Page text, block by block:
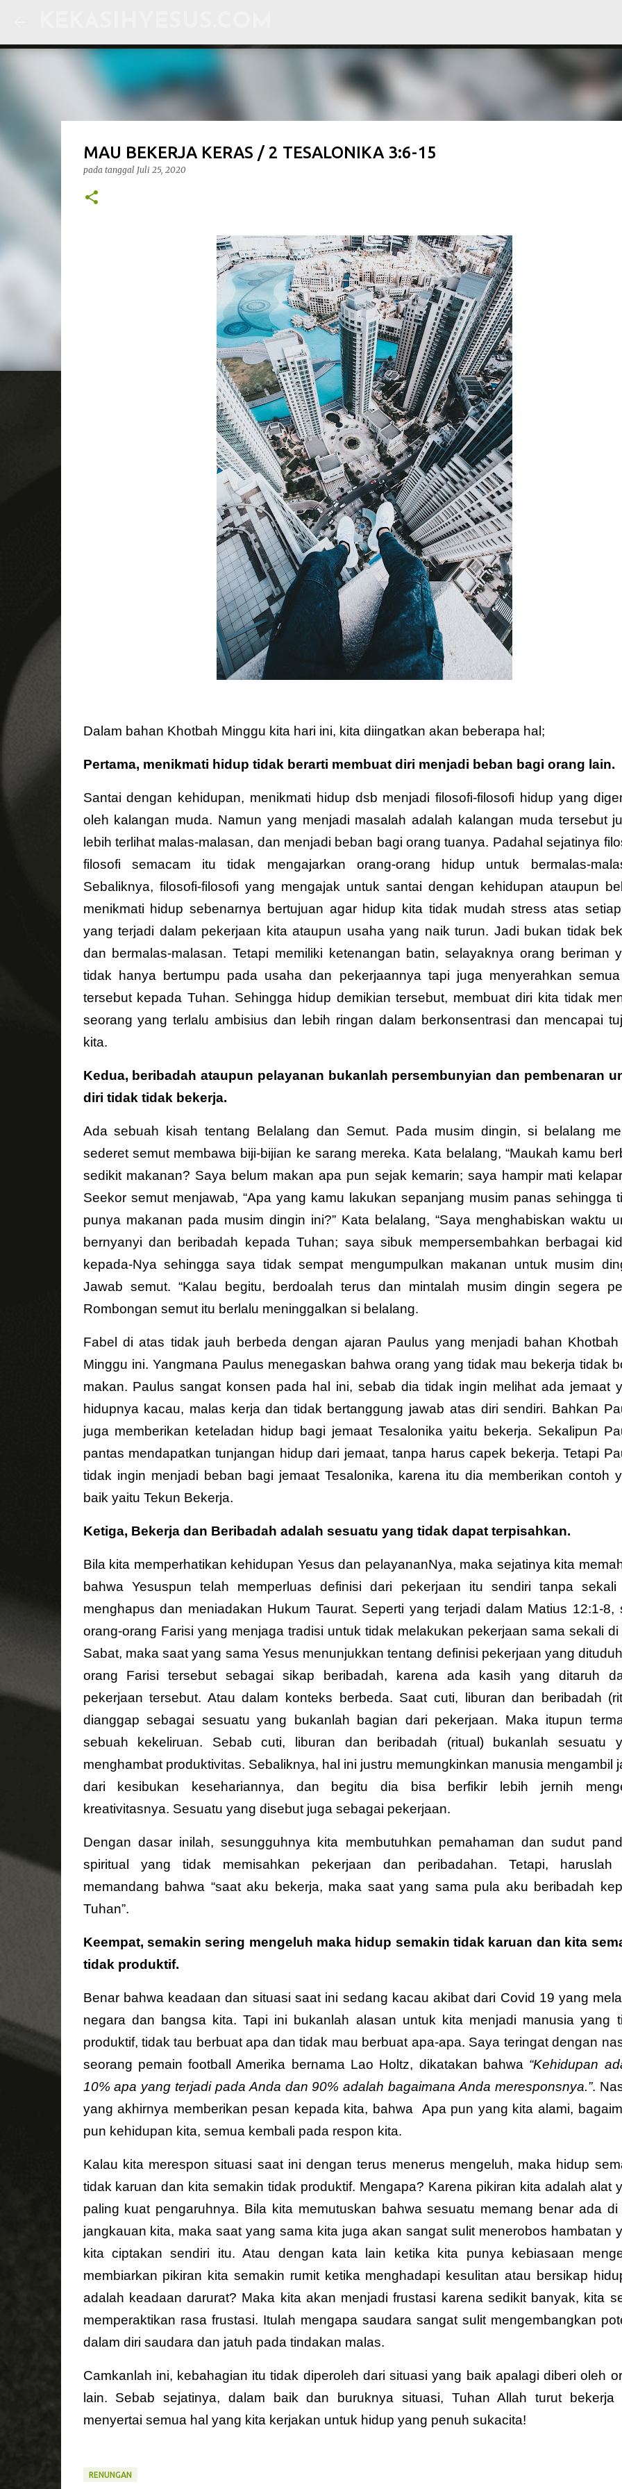
MAU BEKERJA KERAS / 2 TESALONIKA 3:6-15
pada tanggal Juli 25, 2020
Dalam bahan Khotbah Minggu kita hari ini, kita diingatkan akan beberapa hal;
Pertama, menikmati hidup tidak berarti membuat diri menjadi beban bagi orang lain.
Santai dengan kehidupan, menikmati hidup dsb menjadi filosofi-filosofi hidup yang
oleh kalangan muda. Namun yang menjadi masalah adalah kalangan muda tersebut
lebih terlihat malas-malasan, dan menjadi beban bagi orang tuanya. Padahal sejatinya
filosofi semacam itu tidak mengajarkan orang-orang hidup untuk bermalas-
Sebaliknya, filosofi-filosofi yang mengajak untuk santai dengan kehidupan ataupun
menikmati hidup sebenarnya bertujuan agar hidup kita tidak mudah stress atas
yang terjadi dalam pekerjaan kita ataupun usaha yang naik turun. Jadi bukan tidak
dan bermalas-malasan. Tetapi memiliki ketenangan batin, selayaknya orang beriman
tidak hanya bertumpu pada usaha dan pekerjaannya tapi juga menyerahkan semua
tersebut kepada Tuhan. Sehingga hidup demikian tersebut, membuat diri kita tidak
seorang yang terlalu ambisius dan lebih ringan dalam berkonsentrasi dan mencapai
kita.
Kedua, beribadah ataupun pelayanan bukanlah persembunyian dan pembenaran
diri tidak tidak bekerja.
Ada sebuah kisah tentang Belalang dan Semut. Pada musim dingin, si belalang
sederet semut membawa biji-bijian ke sarang mereka. Kata belalang, “Maukah kamu
sedikit makanan? Saya belum makan apa pun sejak kemarin; saya hampir mati
Seekor semut menjawab, “Apa yang kamu lakukan sepanjang musim panas sehingga
punya makanan pada musim dingin ini?” Kata belalang, “Saya menghabiskan waktu
bernyanyi dan beribadah kepada Tuhan; saya sibuk mempersembahkan berbagai
kepada-Nya sehingga saya tidak sempat mengumpulkan makanan untuk musim
Jawab semut. “Kalau begitu, berdoalah terus dan mintalah musim dingin segera
Rombongan semut itu berlalu meninggalkan si belalang.
Fabel di atas tidak jauh berbeda dengan ajaran Paulus yang menjadi bahan Khotbah
Minggu ini. Yangmana Paulus menegaskan bahwa orang yang tidak mau bekerja tidak
makan. Paulus sangat konsen pada hal ini, sebab dia tidak ingin melihat ada jemaat
hidupnya kacau, malas kerja dan tidak bertanggung jawab atas diri sendiri. Bahkan
juga memberikan keteladan hidup bagi jemaat Tesalonika yaitu bekerja. Sekalipun
pantas mendapatkan tunjangan hidup dari jemaat, tanpa harus capek bekerja. Tetapi
tidak ingin menjadi beban bagi jemaat Tesalonika, karena itu dia memberikan contoh
baik yaitu Tekun Bekerja.
Ketiga, Bekerja dan Beribadah adalah sesuatu yang tidak dapat terpisahkan.
Bila kita memperhatikan kehidupan Yesus dan pelayananNya, maka sejatinya kita
bahwa Yesuspun telah memperluas definisi dari pekerjaan itu sendiri tanpa sekali
menghapus dan meniadakan Hukum Taurat. Seperti yang terjadi dalam Matius 12:1-8,
orang-orang Farisi yang menjaga tradisi untuk tidak melakukan pekerjaan sama sekali di
Sabat, maka saat yang sama Yesus menunjukkan tentang definisi pekerjaan yang
orang Farisi tersebut sebagai sikap beribadah, karena ada kasih yang ditaruh
pekerjaan tersebut. Atau dalam konteks berbeda. Saat cuti, liburan dan beribadah
dianggap sebagai sesuatu yang bukanlah bagian dari pekerjaan. Maka itupun
sebuah kekeliruan. Sebab cuti, liburan dan beribadah (ritual) bukanlah sesuatu
menghambat produktivitas. Sebaliknya, hal ini justru memungkinkan manusia mengambil
dari kesibukan kesehariannya, dan begitu dia bisa berfikir lebih jernih
kreativitasnya. Sesuatu yang disebut juga sebagai pekerjaan.
Dengan dasar inilah, sesungguhnya kita membutuhkan pemahaman dan sudut
spiritual yang tidak memisahkan pekerjaan dan peribadahan. Tetapi, haruslah
memandang bahwa “saat aku bekerja, maka saat yang sama pula aku beribadah
Tuhan”.
Keempat, semakin sering mengeluh maka hidup semakin tidak karuan dan kita
tidak produktif.
Benar bahwa keadaan dan situasi saat ini sedang kacau akibat dari Covid 19 yang
negara dan bangsa kita. Tapi ini bukanlah alasan untuk kita menjadi manusia yang
produktif, tidak tau berbuat apa dan tidak mau berbuat apa-apa. Saya teringat dengan
seorang pemain football Amerika bernama Lao Holtz, dikatakan bahwa “Kehidupan
10% apa yang terjadi pada Anda dan 90% adalah bagaimana Anda meresponsnya.”.
yang akhirnya memberikan pesan kepada kita, bahwa
Apa pun yang kita alami,
pun kehidupan kita, semua kembali pada respon kita.
Kalau kita merespon situasi saat ini dengan terus menerus mengeluh, maka hidup
tidak karuan dan kita semakin tidak produktif. Mengapa? Karena pikiran kita adalah alat
paling kuat pengaruhnya. Bila kita memutuskan bahwa sesuatu memang benar ada di
jangkauan kita, maka saat yang sama kita juga akan sangat sulit menerobos hambatan
kita ciptakan sendiri itu. Atau dengan kata lain ketika kita punya kebiasaan
membiarkan pikiran kita semakin rumit ketika menghadapi kesulitan atau bersikap
adalah keadaan darurat? Maka kita akan menjadi frustasi karena sedikit banyak, kita
memperaktikan rasa frustasi. Itulah mengapa saudara sangat sulit mengembangkan
dalam diri saudara dan jatuh pada tindakan malas.
Camkanlah ini, kebahagian itu tidak diperoleh dari situasi yang baik apalagi diberi oleh
lain. Sebab sejatinya, dalam baik dan buruknya situasi, Tuhan Allah turut bekerja
menyertai semua hal yang kita kerjakan untuk hidup yang penuh sukacita!
RENUNGAN